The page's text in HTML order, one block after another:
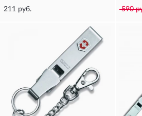
211 руб.
590